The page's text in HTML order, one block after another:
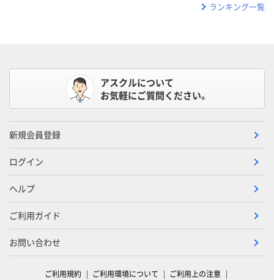
ランキング一覧
アスクルについて
お気軽にご質問ください。
新規会員登録
ログイン
ヘルプ
ご利用ガイド
お問い合わせ
ご利用規約 ご利用環境について
ご利用上の注意